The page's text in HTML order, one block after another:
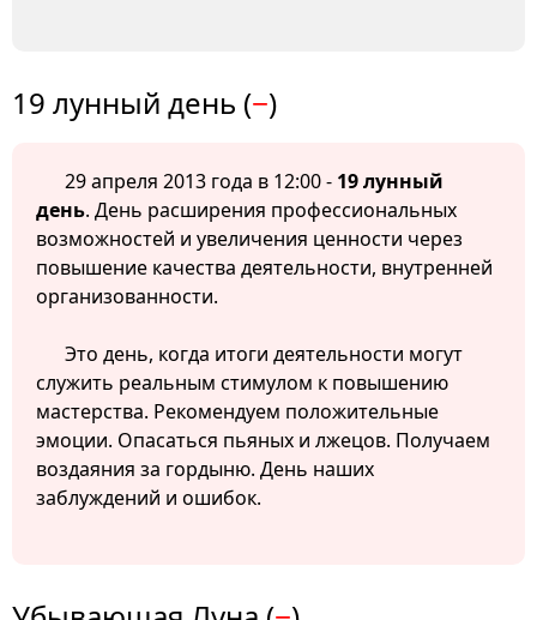
19 лунный день (−)
29 апреля 2013 года в 12:00 - 19 лунный
день. День расширения профессиональных
возможностей и увеличения ценности через
повышение качества деятельности, внутренней
организованности.
Это день, когда итоги деятельности могут
служить реальным стимулом к повышению
мастерства. Рекомендуем положительные
эмоции. Опасаться пьяных и лжецов. Получаем
воздаяния за гордыню. День наших
заблуждений и ошибок.